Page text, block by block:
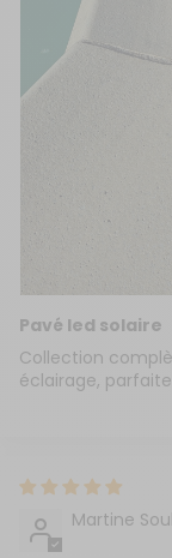
Pavé led solaire
Collection
éclairage,
Martine